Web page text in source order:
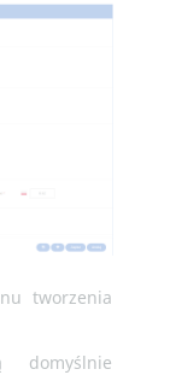
tworzenia
domyślnie